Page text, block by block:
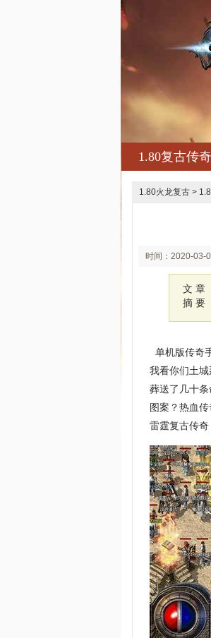
1.80复古传奇
1.80火龙复古 >
时间：2020-03-
文 章
摘 要
单机版传奇
我看你们土
葬送了几十
图案？热血
雷霆复古传奇